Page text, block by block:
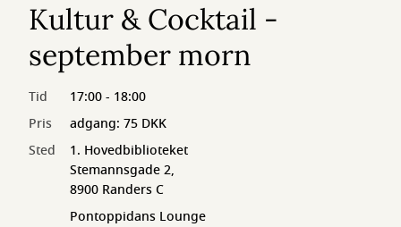
Kultur & Cocktail -
september morn
Tid
17:00 - 18:00
Pris
adgang: 75 DKK
Sted
1. Hovedbiblioteket
Stemannsgade 2,
8900 Randers C
Pontoppidans Lounge